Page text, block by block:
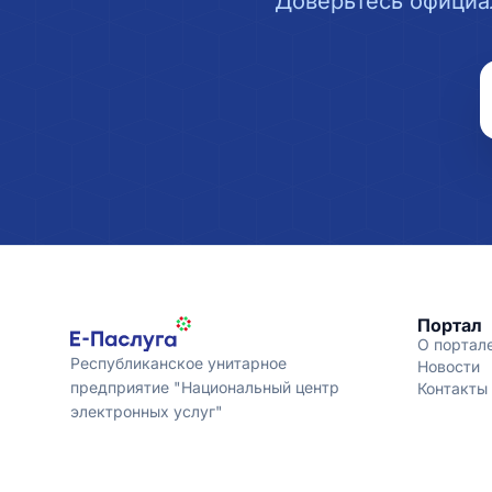
Республиканское унитарное
предприятие "Национальный центр
электронных услуг"
Портал
О
Новости
Контакты